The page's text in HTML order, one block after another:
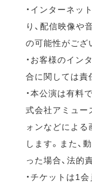
・インターネッ
り、配信映像や
の可能性がござ
・お客様のイン
合に関しては責
・本公演は有料
式会社アミュー
ォンなどによる
します。また、
った場合、法的
・チケットは1